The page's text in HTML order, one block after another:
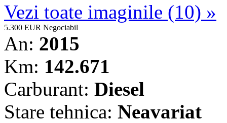
Vezi toate imaginile (10) »
5.300 EUR Negociabil
An: 2015
Km: 142.671
Carburant: Diesel
Stare tehnica: Neavariat